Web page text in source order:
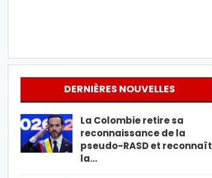
DERNIÈRES NOUVELLES
La Colombie retire sa
reconnaissance de la
pseudo-RASD et reconnaît
la…